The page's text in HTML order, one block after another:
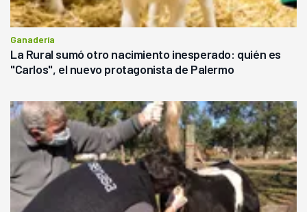
Ganadería
La Rural sumó otro nacimiento inesperado: quién es
"Carlos", el nuevo protagonista de Palermo